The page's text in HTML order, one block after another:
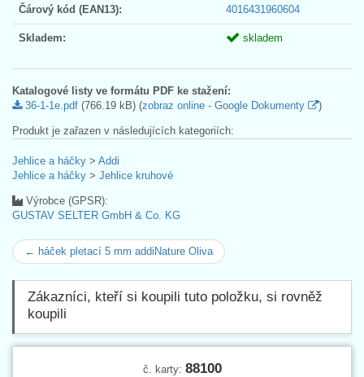
Čárový kód (EAN13): 4016431960604
Skladem: skladem
Katalogové listy ve formátu PDF ke stažení:
36-1-1e.pdf (766.19 kB) (zobraz online - Google Dokumenty )
Produkt je zařazen v následujících kategoriích:
Jehlice a háčky > Addi
Jehlice a háčky > Jehlice kruhové
Výrobce (GPSR):
GUSTAV SELTER GmbH & Co. KG
← háček pletací 5 mm addiNature Oliva
Zákazníci, kteří si koupili tuto položku, si rovněž
koupili
č. karty: 88100